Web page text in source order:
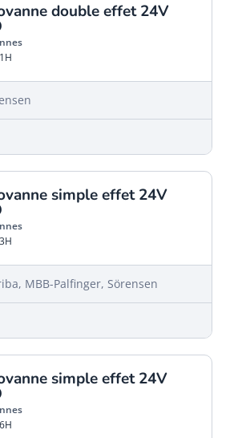
double effet 24V
simple effet 24V
MBB-Palfinger, Sörensen
simple effet 24V